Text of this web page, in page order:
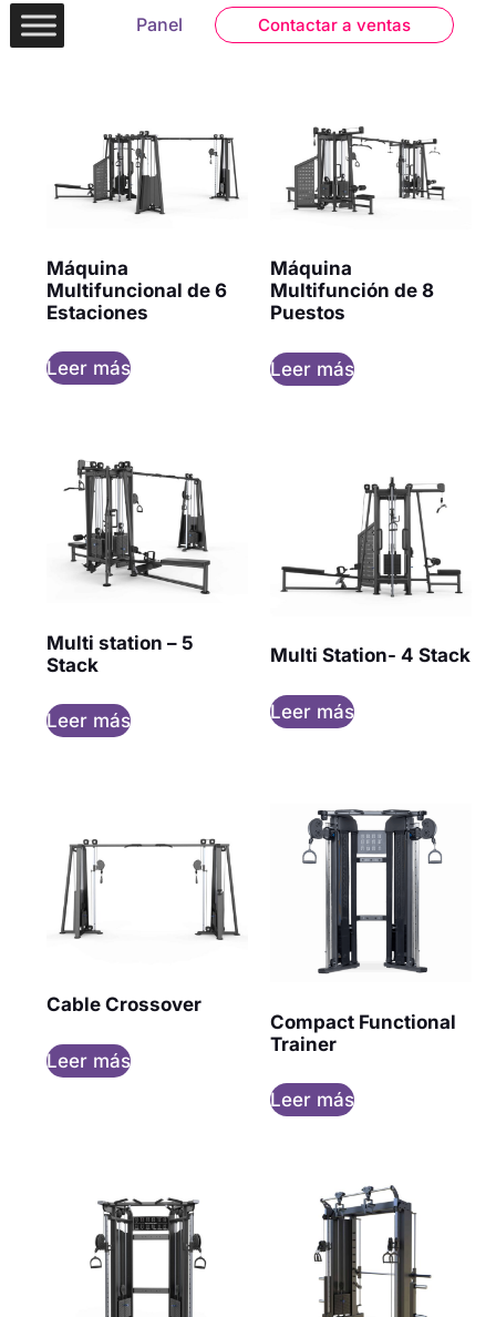
Panel Contactar a ventas
Máquina
Multifuncional de 6
Estaciones
Leer más
Máquina
Multifunción de 8
Puestos
Leer más
Multi station – 5
Stack
Leer más
Multi Station- 4 Stack
Leer más
Cable Crossover
Leer más
Compact Functional
Trainer
Leer más